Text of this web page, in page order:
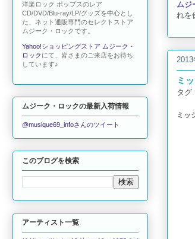
ムジ
れを
ミ
タグ
ミッ
洋楽ロック ポップスのレア
CD/DVD/Blu-ray/LP/グッズを中心とし
た、ネット通販専門のセレクトストア
ムジーク・ロックです。
Yahoo!ショッピングストア ムジーク・
ロック にて、皆さまのご来店をお待ち
しています♪
ムジーク・ロックの最新入荷情報
@musique69_infoさんのツイート
このブログを検索
アーティスト一覧